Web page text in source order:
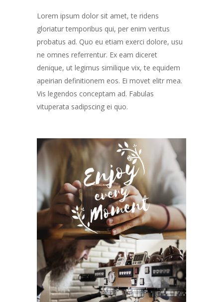
Lorem ipsum dolor sit amet, te ridens
gloriatur temporibus qui, per enim veritus
probatus ad. Quo eu etiam exerci dolore, usu
ne omnes referrentur. Ex eam diceret
denique, ut legimus similique vix, te equidem
apeirian definitionem eos. Ei movet elitr mea.
Vis legendos conceptam ad. Fabulas
vituperata sadipscing ei quo.